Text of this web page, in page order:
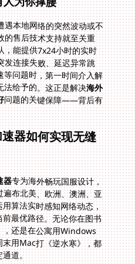
遇本地网络的突然波动或不
的售后技术支持就至关重
，能提供7x24小时的实时
发连接失败、延迟异常跳
等问题时，第一时间介入解
法给予的。这正是解决海外
问题的关键保障——背后有
器如何实现无缝
器专为海外畅玩国服设计，
将上述能力融为一体。它通过遍布北美、欧洲、澳洲、亚
洲等地的密集高速服务器，运用算法实时感知网络动态，
自动且精准地为你分配一条当前最优路径。无论你在图书
馆掏出手机登录《王者荣耀》，还是在公寓用Windows
电脑打《英雄联盟》，或是周末用Mac打《逆水寒》，都
道。